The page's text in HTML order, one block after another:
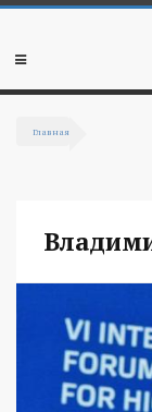
Перейти к основному
Мобильное
Главная